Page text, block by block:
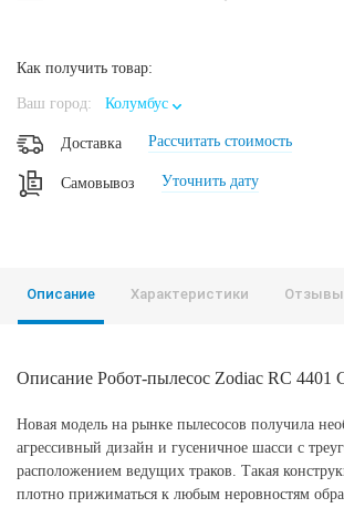
Как получить товар:
Ваш город: Колумбус
Доставка Рассчитать стоимость
Самовывоз Уточнить дату
Описание Характеристики Отзывы
Описание Робот-пылесос Zodiac RC 4401
Новая модель на рынке пылесосов получила
агрессивный дизайн и гусеничное шасси с
расположением ведущих траков. Такая
плотно прижиматься к любым неровностям